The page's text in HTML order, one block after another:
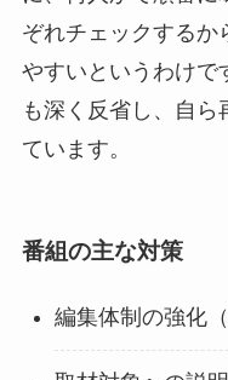
ぞれチェックするか
やすいというわけで
も深く反省し、自ら
ています。
番組の主な対策
編集体制の強化